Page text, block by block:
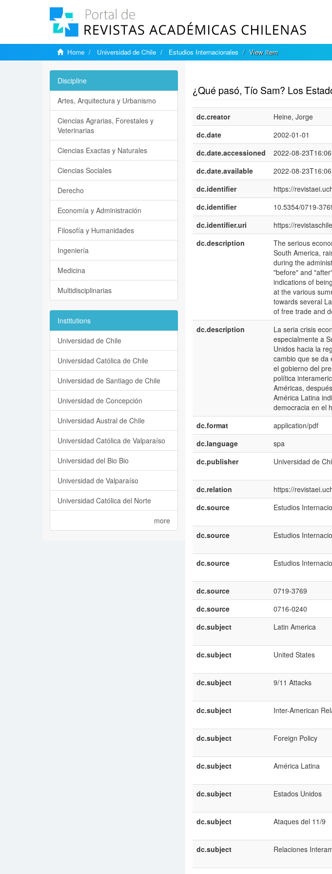
Home Universidad de Chile Estudios Internacionales View Item
¿Qué pasó, Tío Sam? Los
dc.creator
Heine, Jorge
dc.date
2002-01-01
dc.date.accessioned
2022-08-
dc.date.available
2022-08-
dc.identifier
https://
dc.identifier
10.5354/0719-
dc.identifier.uri
https://
dc.description
The serious
South America,
during the
"before" and
indications of
at the various
towards several
of free trade and
dc.description
La seria crisis
especialmente a
Unidos hacia la
cambio que se da
el gobierno del
política
Américas,
América Latina
democracia en el
dc.format
application/pdf
dc.language
spa
dc.publisher
Universidad de
dc.relation
https://
dc.source
Estudios
dc.source
Estudios
dc.source
Estudios
dc.source
0719-3769
dc.source
0716-0240
dc.subject
Latin America
dc.subject
United States
dc.subject
9/11 Attacks
dc.subject
Inter-American
dc.subject
Foreign Policy
dc.subject
América Latina
dc.subject
Estados Unidos
dc.subject
Ataques del 11/9
dc.subject
Relaciones
Discipline
Artes, Arquitectura y Urbanismo
Ciencias Agrarias, Forestales y
Veterinarias
Ciencias Exactas y Naturales
Ciencias Sociales
Derecho
Economía y Administración
Filosofía y Humanidades
Ingeniería
Medicina
Multidisciplinarias
Institutions
Universidad de Chile
Universidad Católica de Chile
Universidad de Santiago de Chile
Universidad de Concepción
Universidad Austral de Chile
Universidad Católica de Valparaíso
Universidad del Bio Bio
Universidad de Valparaíso
Universidad Católica del Norte
more